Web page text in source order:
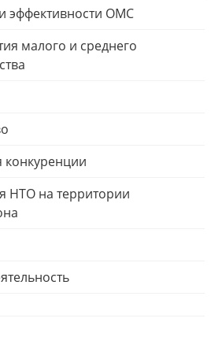
эффективности ОМС
малого и среднего
конкуренции
НТО на территории